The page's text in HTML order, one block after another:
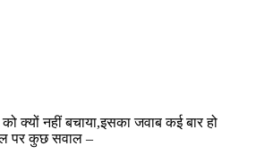
क्यों नहीं बचाया,इसका जवाब कई बार हो
पर कुछ सवाल –